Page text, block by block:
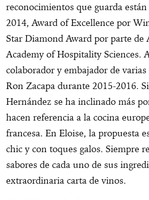
reconocimientos que guarda
2014, Award of Excellence por
Star Diamond Award por parte de
Academy of Hospitality Sciences.
colaborador y embajador de
Ron Zacapa durante 2015-2016.
Hernández se ha inclinado más
hacen referencia a la cocina
francesa. En Eloise, la propuesta
chic y con toques galos. Siempre
sabores de cada uno de sus
extraordinaria carta de vinos.